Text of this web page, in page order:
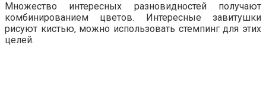
Множество интересных разновидностей получают
комбинированием цветов. Интересные завитушки
рисуют кистью, можно использовать стемпинг для этих
целей.